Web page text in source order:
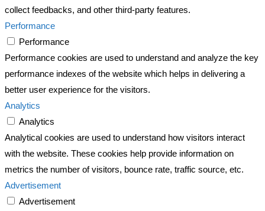
collect feedbacks, and other third-party features.
Performance
Performance
Performance cookies are used to understand and analyze the key
performance indexes of the website which helps in delivering a
better user experience for the visitors.
Analytics
Analytics
Analytical cookies are used to understand how visitors interact
with the website. These cookies help provide information on
metrics the number of visitors, bounce rate, traffic source, etc.
Advertisement
Advertisement